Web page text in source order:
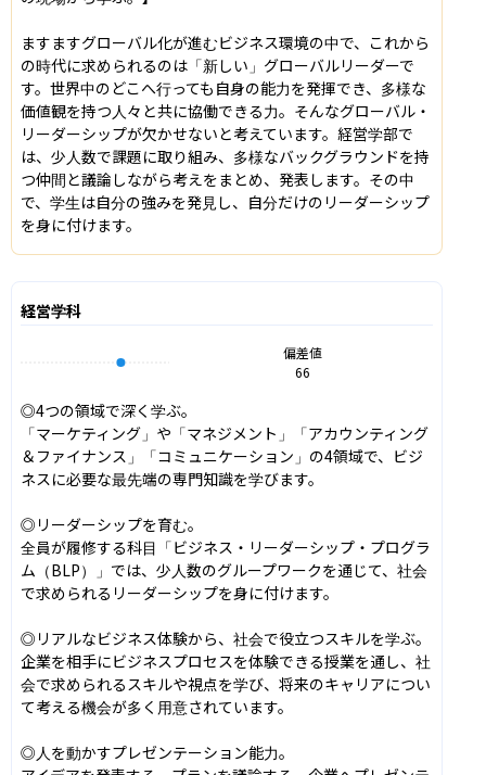
ますますグローバル化が進むビジネス環境の中で、これから
の時代に求められるのは「新しい」グローバルリーダーで
す。世界中のどこへ行っても自身の能力を発揮でき、多様な
価値観を持つ人々と共に協働できる力。そんなグローバル・
リーダーシップが欠かせないと考えています。経営学部で
は、少人数で課題に取り組み、多様なバックグラウンドを持
つ仲間と議論しながら考えをまとめ、発表します。その中
で、学生は自分の強みを発見し、自分だけのリーダーシップ
を身に付けます。
経営学科
偏差値
66
◎4つの領域で深く学ぶ。
「マーケティング」や「マネジメント」「アカウンティング
＆ファイナンス」「コミュニケーション」の4領域で、ビジ
ネスに必要な最先端の専門知識を学びます。
◎リーダーシップを育む。
全員が履修する科目「ビジネス・リーダーシップ・プログラ
ム（BLP）」では、少人数のグループワークを通じて、社会
で求められるリーダーシップを身に付けます。
◎リアルなビジネス体験から、社会で役立つスキルを学ぶ。
企業を相手にビジネスプロセスを体験できる授業を通し、社
会で求められるスキルや視点を学び、将来のキャリアについ
て考える機会が多く用意されています。
◎人を動かすプレゼンテーション能力。